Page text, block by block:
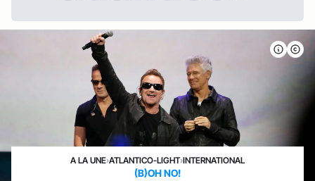
A LA UNE›ATLANTICO-LIGHT›INTERNATIONAL
(B)OH NO!